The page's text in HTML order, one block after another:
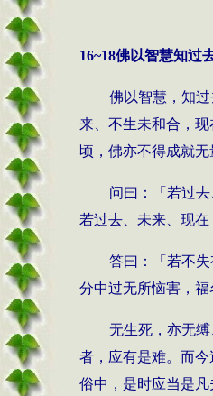
16~18佛以智慧知过
佛以智慧，知
来、不生未和合，
顷，佛亦不得成就
问曰：「若过
若过去、未来、现
答曰：「若不
分中过无所恼害，
无生死，亦无
者，应有是难。而
俗中，是时应当是